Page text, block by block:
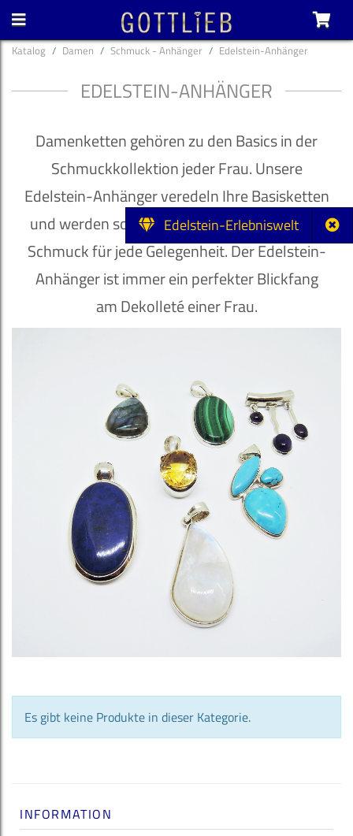
Edelstein-Erlebniswelt
Katalog Damen Schmuck - Anhänger Edelstein-Anhänger
EDELSTEIN-ANHÄNGER
Damenketten gehören zu den Basics in der
Schmuckkollektion jeder Frau. Unsere
Edelstein-Anhänger veredeln Ihre Basisketten
und werden so zum passenden individuellen
Schmuck für jede Gelegenheit. Der Edelstein-
Anhänger ist immer ein perfekter Blickfang
am Dekolleté einer Frau.
Es gibt keine Produkte in dieser Kategorie.
INFORMATION